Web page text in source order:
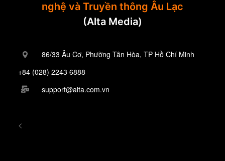
nghệ và Truyền thông Âu Lạc
(Alta Media)
86/33 Âu Cơ, Phường Tân Hòa, TP Hồ Chí Minh
+84 (028) 2243 6888
support@alta.com.vn
<